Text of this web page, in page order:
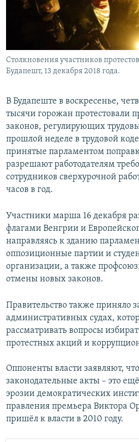
Столкновения участников
Будапешт, 13 декабря 2018 года.
В Будапеште в воскресенье,
тысячи горожан протестовали
законов, регулирующих
прошлой неделе в трудовой
принятые парламентом
разрешают работодателям
сотрудников сверхурочной
часов в год.
Участники марша 16 декабря
флагами Венгрии и
направляясь к зданию
оппозиционные партии и
организации, а также
отмены новых законов.
Правительство также приняло
административных судах,
рассматривать вопросы
протестных акций и
Оппоненты власти заявляют,
законодательные акты – это
эрозии демократических
правления премьера Виктора
пришёл к власти в 2010 году.